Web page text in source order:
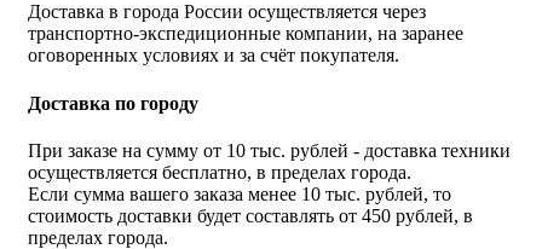
Доставка в города России осуществляется через
транспортно-экспедиционные компании, на заранее
оговоренных условиях и за счёт покупателя.
Доставка по городу
При заказе на сумму от 10 тыс. рублей - доставка техники
осуществляется бесплатно, в пределах города.
Если сумма вашего заказа менее 10 тыс. рублей, то
стоимость доставки будет составлять от 450 рублей, в
пределах города.